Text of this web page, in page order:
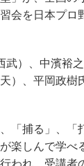
会を日本プロ
）、中濱裕
）、平岡政
「捕る」、「
楽しんで学べ
れ、受講者